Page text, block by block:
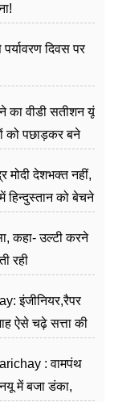
दिवस पर
का वीडी सतीशन यूं
को पछाड़कर बने
मोदी देशभक्त नहीं,
हिन्दुस्तान को बेचने
कहा- उल्टी करने
रही
इंजीनियर,रैपर
ऐसे चढ़े सत्ता की
: वामपंथ
में बजा डंका,